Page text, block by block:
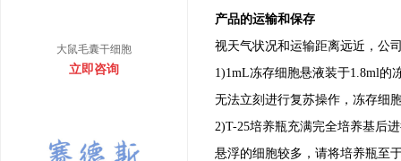
大鼠毛囊干细胞
立即咨询
产品的运输和保存
视天气状况和运输距离远近，公
1)1mL冻存细胞悬液装于1.8ml的
无法立刻进行复苏操作，冻存细
2)T-25培养瓶充满完全培养基后
悬浮的细胞较多，请将培养瓶至